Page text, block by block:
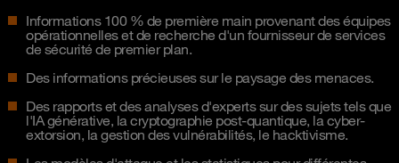
Informations 100 % de première main provenant des équipes
opérationnelles et de recherche d'un fournisseur de services
de sécurité de premier plan.
Des informations précieuses sur le paysage des menaces.
Des rapports et des analyses d'experts sur des sujets tels que
l'IA générative, la cryptographie post-quantique, la cyber-
extorsion, la gestion des vulnérabilités, le hacktivisme.